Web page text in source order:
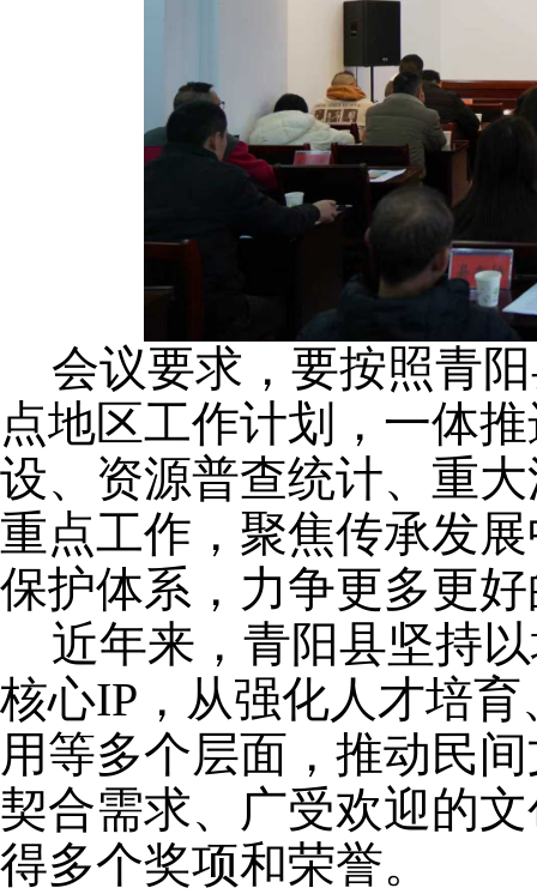
会议要求，要按照青
点地区工作计划，一体
设、资源普查统计、重
重点工作，聚焦传承发
保护体系，力争更多更
近年来，青阳县坚持
核心IP，从强化人才培
用等多个层面，推动民
契合需求、广受欢迎的
得多个奖项和荣誉。